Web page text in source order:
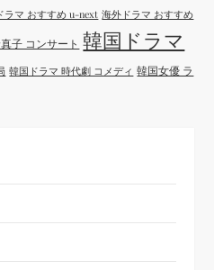
ラマ おすすめ u-next 海外ドラマ おすすめ
子 コンサート 韓国ドラマ
韓国ドラマ 時代劇 コメディ 韓国女優 ラ